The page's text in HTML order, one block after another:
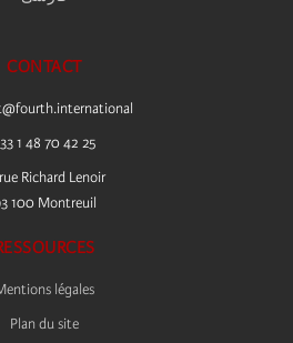
CONTACT
1 48 70 42 25
Richard Lenoir
100 Montreuil
légales
Plan du site